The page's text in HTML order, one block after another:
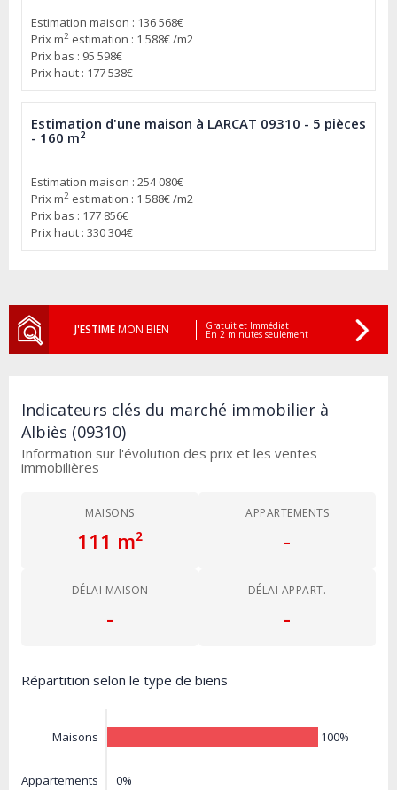
Estimation maison : 136 568€
Prix m2 estimation : 1 588€ /m2
Prix bas : 95 598€
Prix haut : 177 538€
Estimation d'une maison à LARCAT 09310 - 5 pièces
- 160 m2
Estimation maison : 254 080€
Prix m2 estimation : 1 588€ /m2
Prix bas : 177 856€
Prix haut : 330 304€
J'ESTIMEMON BIEN Gratuit et Immédiat
En 2 minutes seulement
Indicateurs clés du marché immobilier à
Albiès (09310)
Information sur l'évolution des prix et les ventes
immobilières
MAISONS
111 m²
APPARTEMENTS
-
DÉLAI MAISON
-
DÉLAI APPART.
-
Répartition selon le type de biens
Maisons
Appartements
100%
0%